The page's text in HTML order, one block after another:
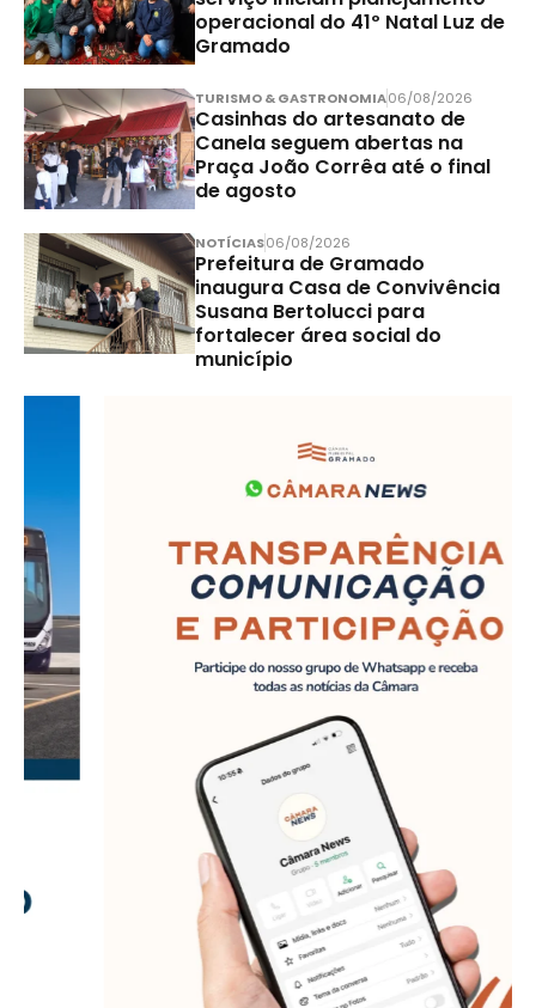
operacional do 41º Natal Luz de
Gramado
TURISMO & GASTRONOMIA06/08/2026
Casinhas do artesanato de
Canela seguem abertas na
Praça João Corrêa até o final
de agosto
NOTÍCIAS06/08/2026
Prefeitura de Gramado
inaugura Casa de Convivência
Susana Bertolucci para
fortalecer área social do
município